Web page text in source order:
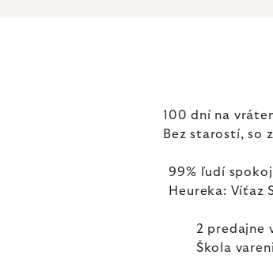
100 dní na
Bez starostí, so
99% ľudí
Heureka: Víťaz
2 predajne
Škola